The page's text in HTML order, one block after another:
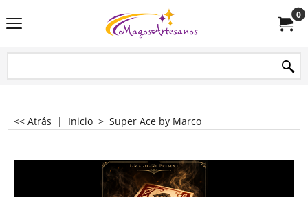
0
<< Atrás | Inicio > Super Ace by Marco